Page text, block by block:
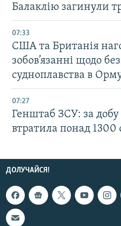
Балаклію загинули
07:33
США та Британія
зобов’язанні щодо
судноплавства в
07:27
Генштаб ЗСУ: за добу
втратила понад 1300
ДОЛУЧАЙСЯ!